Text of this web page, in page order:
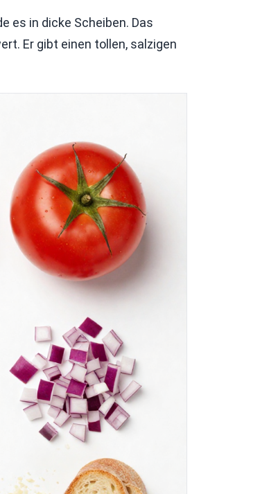
es in dicke Scheiben. Das
Er gibt einen tollen, salzigen